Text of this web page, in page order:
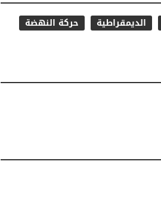
الديمقراطية
حركة النهضة